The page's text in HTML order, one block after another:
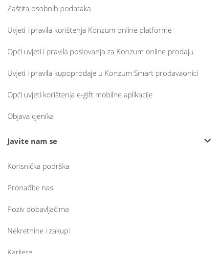
Zaštita osobnih podataka
Uvjeti i pravila korištenja Konzum online platforme
Opći uvjeti i pravila poslovanja za Konzum online prodaju
Uvjeti i pravila kupoprodaje u Konzum Smart prodavaonici
Opći uvjeti korištenja e-gift mobilne aplikacije
Objava cjenika
Javite nam se
Korisnička podrška
Pronađite nas
Poziv dobavljačima
Nekretnine i zakupi